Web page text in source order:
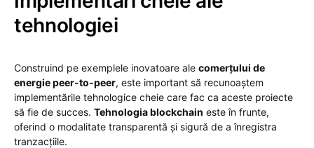
tehnologiei
Construind pe exemplele inovatoare ale comerțului de
energie peer-to-peer, este important să recunoaștem
implementările tehnologice cheie care fac ca aceste proiecte
să fie de succes. Tehnologia blockchain este în frunte,
oferind o modalitate transparentă și sigură de a înregistra
tranzacțiile.